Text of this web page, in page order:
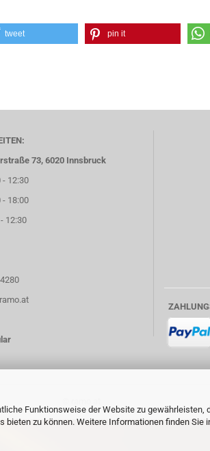
Funktionsweise der Website zu gewährleisten,
zu können. Weitere Informationen finden Sie
tweet pin it
73, 6020 Innsbruck
- 12:30
- 18:00